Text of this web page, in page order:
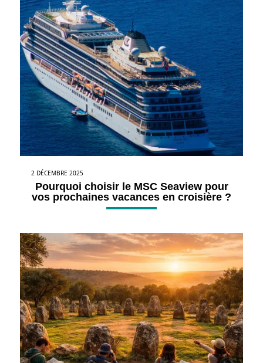
2 DÉCEMBRE 2025
Pourquoi choisir le MSC Seaview pour
vos prochaines vacances en croisière ?